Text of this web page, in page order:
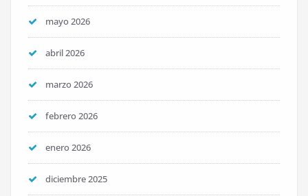
mayo 2026
abril 2026
marzo 2026
febrero 2026
enero 2026
diciembre 2025